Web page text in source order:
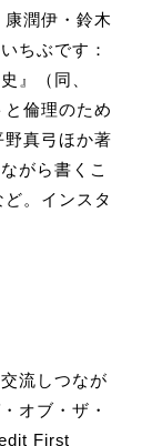
康潤伊・鈴木
ちぶです：
』（同、
倫理のため
真弓ほか著
がら書くこ
。インスタ
流しつなが
オブ・ザ・
First